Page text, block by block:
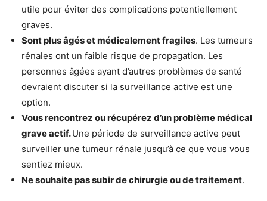
utile pour éviter des complications potentiellement
graves.
Sont plus âgés et médicalement fragiles. Les tumeurs
rénales ont un faible risque de propagation. Les
personnes âgées ayant d’autres problèmes de santé
devraient discuter si la surveillance active est une
option.
Vous rencontrez ou récupérez d’un problème médical
grave actif.Une période de surveillance active peut
surveiller une tumeur rénale jusqu’à ce que vous vous
sentiez mieux.
Ne souhaite pas subir de chirurgie ou de traitement.